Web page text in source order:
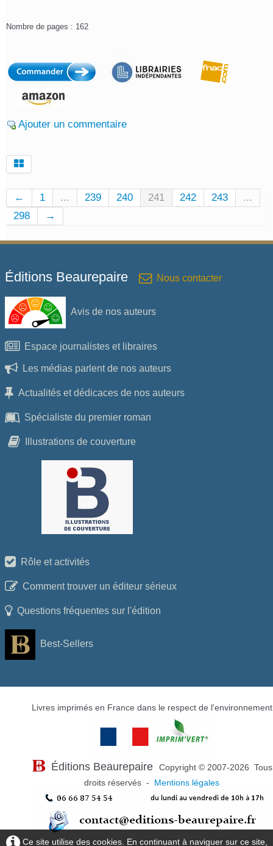
Nombre de pages : 162
Ajouter un commentaire
← 1 ... 239 240 241 242 243
...
298
→
Éditions Beaurepaire Nous contacter
Avis de nos auteurs
Espace journalistes et libraires
Les médias parlent de nos auteurs
Actualités et dédicaces de nos auteurs
Spécialiste du premier roman
Illustrations de couverture
Rôle et activités
Comment trouver un éditeur sérieux
Questions fréquentes sur l'édition
Best-Sellers
Livres imprimés en France dans le respect de l'environnement
Éditions Beaurepaire
Copyright © 2007-2026 Tous
droits réservés -
Mentions légales
Ce site utilise des cookies. En continuant à naviguer sur ce site,